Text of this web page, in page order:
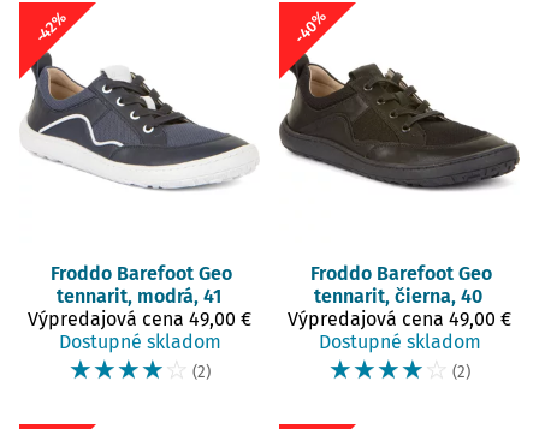
-42%
Froddo Barefoot Geo
tennarit, modrá, 41
Výpredajová cena 49,00 €
Dostupné skladom
☆☆☆☆☆ (2)
-40%
Froddo Barefoot Geo
tennarit, čierna, 40
Výpredajová cena 49,00 €
Dostupné skladom
☆☆☆☆☆ (2)